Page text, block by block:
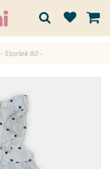
- Storlek 80 -